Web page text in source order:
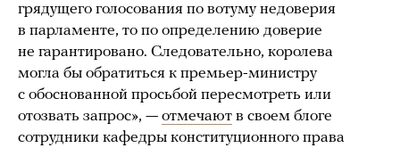
грядущего голосования по вотуму недоверия
в парламенте, то по определению доверие
не гарантировано. Следовательно, королева
могла бы обратиться к премьер-министру
с обоснованной просьбой пересмотреть или
отозвать запрос», — отмечают в своем блоге
сотрудники кафедры конституционного права